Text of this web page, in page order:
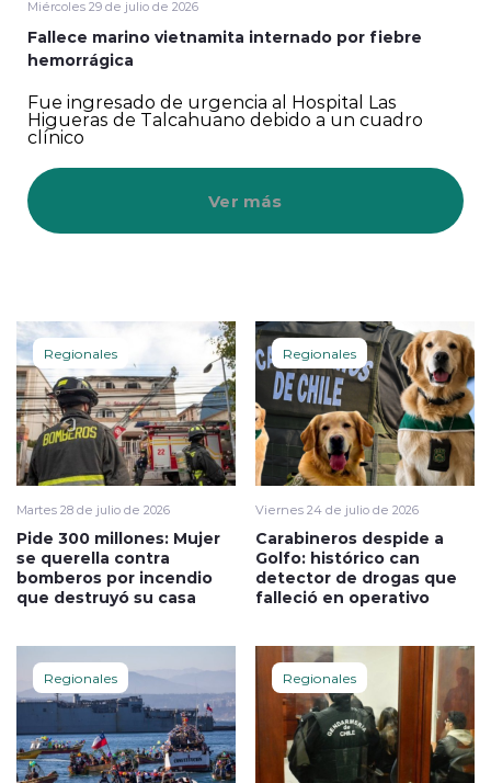
Miércoles 29 de julio de 2026
Fallece marino vietnamita internado por fiebre
hemorrágica
Fue ingresado de urgencia al Hospital Las
Higueras de Talcahuano debido a un cuadro
clínico
Ver más
Regionales
Martes 28 de julio de 2026
Pide 300 millones: Mujer
se querella contra
bomberos por incendio
que destruyó su casa
Regionales
Viernes 24 de julio de 2026
Carabineros despide a
Golfo: histórico can
detector de drogas que
falleció en operativo
Regionales Regionales